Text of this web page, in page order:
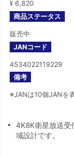
¥ 6,820
商品ステータス
販売中
JANコード
4534022119229
備考
※JANは10個JANを
4K8K衛星放送
域設計です。